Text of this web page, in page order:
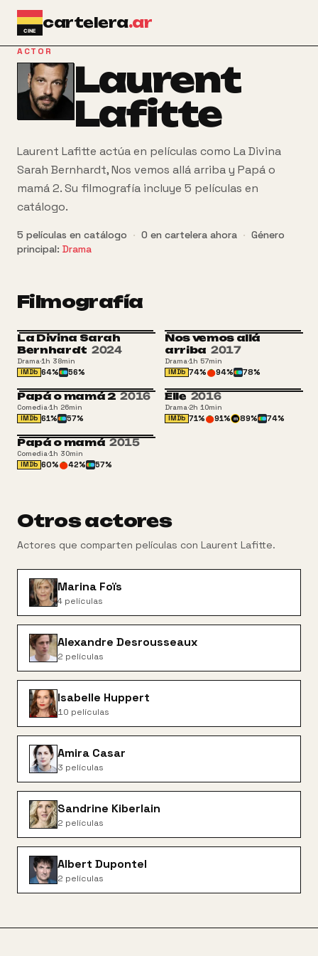
Ir al contenido principal
cartelera.ar
ACTOR
Laurent
Lafitte
Laurent Lafitte actúa en películas como La Divina
Sarah Bernhardt, Nos vemos allá arriba y Papá o
mamá 2. Su filmografía incluye 5 películas en
catálogo.
5 películas en catálogo · 0 en cartelera ahora · Género
principal: Drama
Filmografía
La Divina Sarah
Bernhardt 2024
Drama·1h 38min
IMDb 64% 56%
Nos vemos allá
arriba 2017
Drama·1h 57min
IMDb 74% 94% 78%
Papá o mamá 2 2016
Comedia·1h 26min
IMDb 61% 57%
Elle 2016
Drama·2h 10min
IMDb 71% 91% m 89% 74%
Papá o mamá 2015
Comedia·1h 30min
IMDb 60% 42% 57%
Otros actores
Actores que comparten películas con Laurent Lafitte.
Marina Foïs
4 películas
Alexandre Desrousseaux
2 películas
Isabelle Huppert
10 películas
Amira Casar
3 películas
Sandrine Kiberlain
2 películas
Albert Dupontel
2 películas